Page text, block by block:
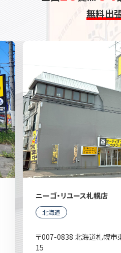
無料出
ニーゴ・リユース札幌店
北海道
〒007-0838 北海道札幌
15